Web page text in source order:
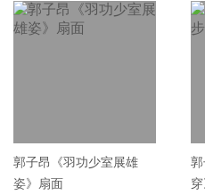
郭子昂《羽功少室展雄
姿》扇面